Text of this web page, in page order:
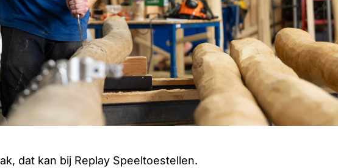
dat kan bij Replay Speeltoestellen.